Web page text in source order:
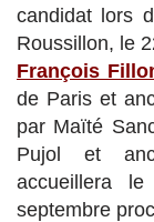
candidat lors
Roussillon, le
François
de Paris et
par Maïté
Pujol et
accueillera
septembre